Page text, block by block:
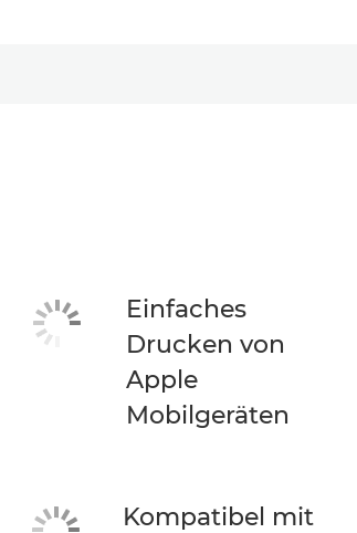
Einfaches
Drucken von
Apple
Mobilgeräten
Kompatibel mit